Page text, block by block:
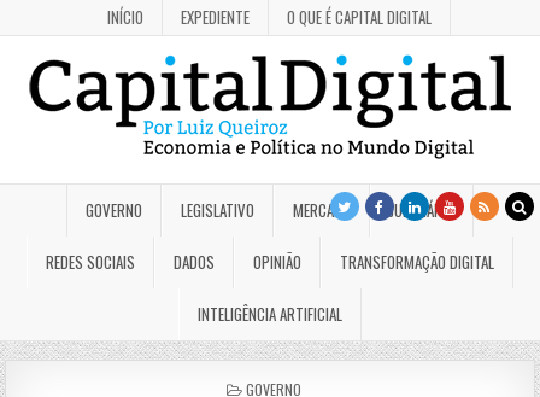
INÍCIO EXPEDIENTE O QUE É CAPITAL DIGITAL
GOVERNO LEGISLATIVO MERCADO JUDICIÁRIO
REDES SOCIAIS DADOS OPINIÃO TRANSFORMAÇÃO DIGITAL
INTELIGÊNCIA ARTIFICIAL
POSTED
GOVERNO